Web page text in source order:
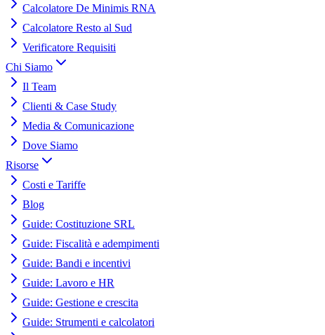
Calcolatore De Minimis RNA
Calcolatore Resto al Sud
Verificatore Requisiti
Chi Siamo
Il Team
Clienti & Case Study
Media & Comunicazione
Dove Siamo
Risorse
Costi e Tariffe
Blog
Guide: Costituzione SRL
Guide: Fiscalità e adempimenti
Guide: Bandi e incentivi
Guide: Lavoro e HR
Guide: Gestione e crescita
Guide: Strumenti e calcolatori